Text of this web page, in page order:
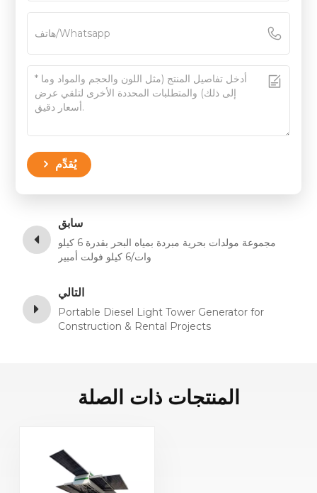
يُقدِّم
سابق
مجموعة مولدات بحرية مبردة بمياه البحر بقدرة 6 كيلو
وات/6 كيلو فولت أمبير
التالي
Portable Diesel Light Tower Generator for
Construction & Rental Projects
المنتجات ذات الصلة